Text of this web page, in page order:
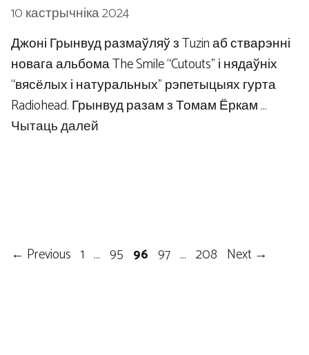
10 кастрычніка 2024
Джоні Грынвуд размаўляў з Tuzin аб стварэнні
новага альбома The Smile “Cutouts” і нядаўніх
“вясёлых і натуральных” рэпетыцыях гурта
Radiohead. Грынвуд разам з Томам Ёркам …
Чытаць далей
← Previous Page
1 … Page
95 Page
96 Page
97 … Page
208 Next →